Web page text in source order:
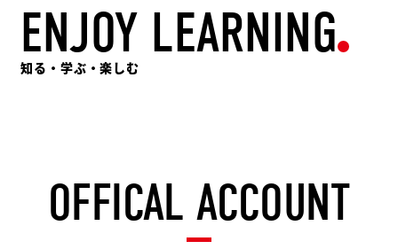
ENJOY LEARNING
知る・学ぶ・楽しむ
OFFICAL ACCOUNT